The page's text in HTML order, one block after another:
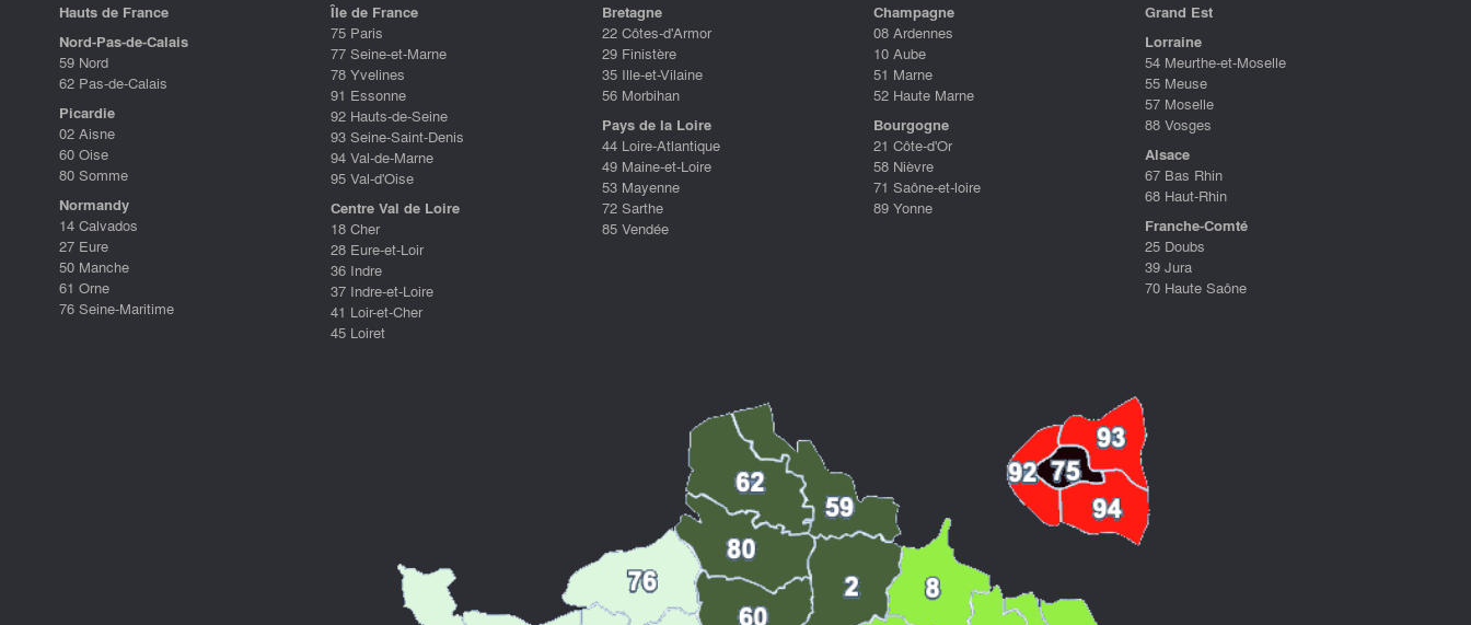
Hauts de France
Nord-Pas-de-Calais
59 Nord
62 Pas-de-Calais
Picardie
02 Aisne
60 Oise
80 Somme
Normandy
14 Calvados
27 Eure
50 Manche
61 Orne
76 Seine-Maritime
ÎIe de France
75 Paris
77 Seine-et-Marne
78 Yvelines
91 Essonne
92 Hauts-de-Seine
93 Seine-Saint-Denis
94 Val-de-Marne
95 Val-d'Oise
Centre Val de Loire
18 Cher
28 Eure-et-Loir
36 Indre
37 Indre-et-Loire
41 Loir-et-Cher
45 Loiret
Bretagne
22 Côtes-d'Armor
29 Finistère
35 Ille-et-Vilaine
56 Morbihan
Pays de la Loire
44 Loire-Atlantique
49 Maine-et-Loire
53 Mayenne
72 Sarthe
85 Vendée
Champagne
08 Ardennes
10 Aube
51 Marne
52 Haute Marne
Bourgogne
21 Côte-d'Or
58 Nièvre
71 Saône-et-loire
89 Yonne
Grand Est
Lorraine
54 Meurthe-et-Moselle
55 Meuse
57 Moselle
88 Vosges
Alsace
67 Bas Rhin
68 Haut-Rhin
Franche-Comté
25 Doubs
39 Jura
70 Haute Saône